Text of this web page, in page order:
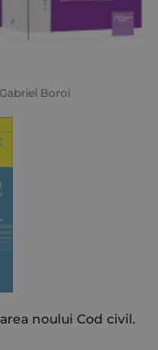
Gabriel Boroi
noului Cod civil.